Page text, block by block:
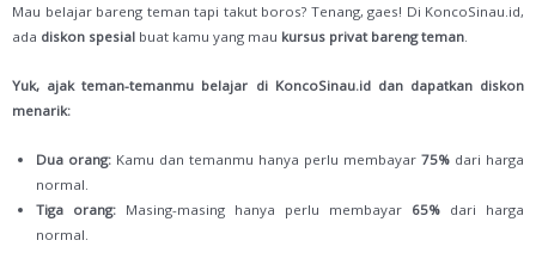
Mau belajar bareng teman tapi takut boros? Tenang, gaes! Di KoncoSinau.id,
ada diskon spesial buat kamu yang mau kursus privat bareng teman
Yuk, ajak teman-temanmu belajar di KoncoSinau.id dan dapatkan diskon
menarik:
Dua orang: Kamu dan temanmu hanya perlu membayar 75% dari harga
normal.
Tiga orang: Masing-masing hanya perlu membayar 65% dari harga
normal.